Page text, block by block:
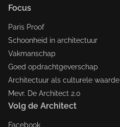
Focus
Paris Proof
Schoonheid in architectuur
Vakmanschap
Goed opdrachtgeverschap
Architectuur als culturele waarde
Mevr. De Architect 2.0
Volg de Architect
Facebook